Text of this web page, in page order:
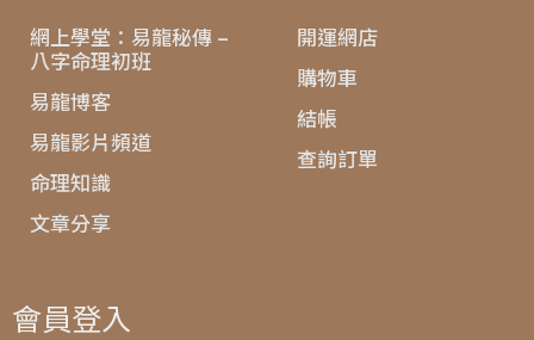
網上學堂：易龍秘傳 –
八字命理初班
易龍博客
易龍影片頻道
命理知識
文章分享
開運網店
購物車
結帳
查詢訂單
會員登入